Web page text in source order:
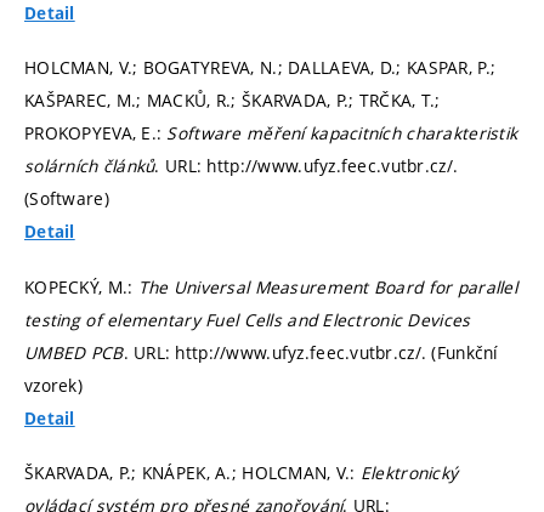
Detail
HOLCMAN, V.; BOGATYREVA, N.; DALLAEVA, D.; KASPAR, P.;
KAŠPAREC, M.; MACKŮ, R.; ŠKARVADA, P.; TRČKA, T.;
PROKOPYEVA, E.: Software měření kapacitních charakteristik
solárních článků. URL: http://www.ufyz.feec.vutbr.cz/.
(Software)
Detail
KOPECKÝ, M.: The Universal Measurement Board for parallel
testing of elementary Fuel Cells and Electronic Devices
UMBED PCB. URL: http://www.ufyz.feec.vutbr.cz/. (Funkční
vzorek)
Detail
ŠKARVADA, P.; KNÁPEK, A.; HOLCMAN, V.: Elektronický
ovládací systém pro přesné zanořování. URL: